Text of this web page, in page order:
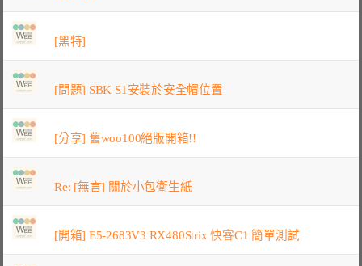
[黑特]
[問題] SBK S1安裝於安全帽位置
[分享] 舊woo100絕版開箱!!
Re: [無言] 關於小包衛生紙
[開箱] E5-2683V3 RX480Strix 快睿C1 簡單測試